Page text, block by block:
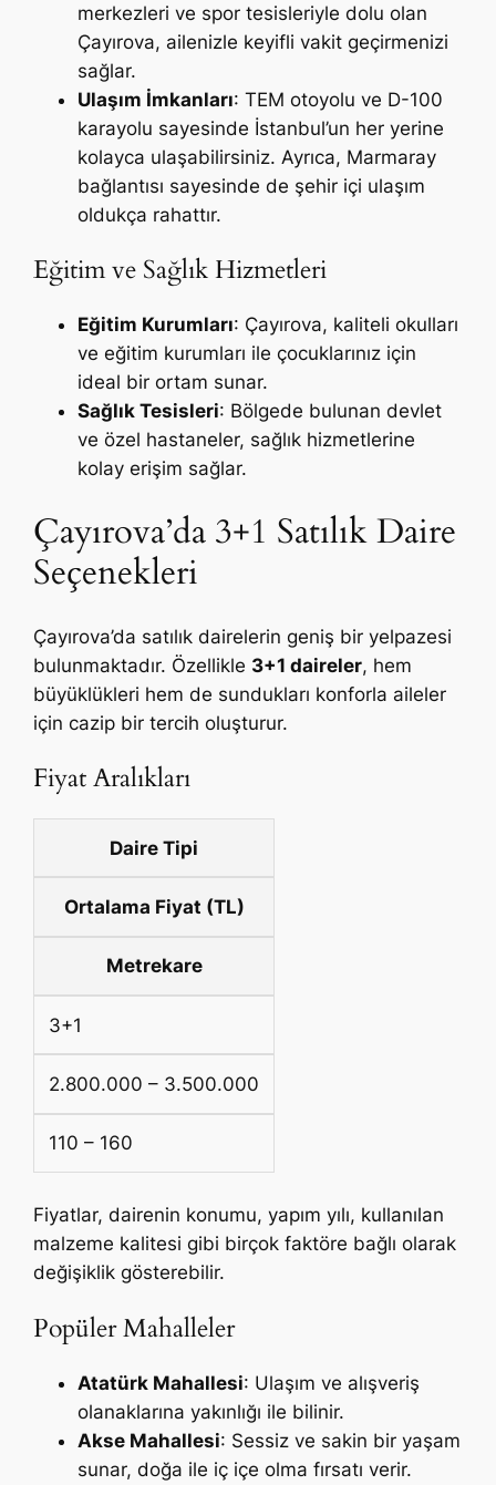
merkezleri ve spor tesisleriyle dolu olan
Çayırova, ailenizle keyifli vakit geçirmenizi
sağlar.
Ulaşım İmkanları: TEM otoyolu ve D-100
karayolu sayesinde İstanbul’un her yerine
kolayca ulaşabilirsiniz. Ayrıca, Marmaray
bağlantısı sayesinde de şehir içi ulaşım
oldukça rahattır.
Eğitim ve Sağlık Hizmetleri
Eğitim Kurumları: Çayırova, kaliteli okulları
ve eğitim kurumları ile çocuklarınız için
ideal bir ortam sunar.
Sağlık Tesisleri: Bölgede bulunan devlet
ve özel hastaneler, sağlık hizmetlerine
kolay erişim sağlar.
Çayırova’da 3+1 Satılık Daire
Seçenekleri
Çayırova’da satılık dairelerin geniş bir yelpazesi
bulunmaktadır. Özellikle 3+1 daireler, hem
büyüklükleri hem de sundukları konforla aileler
için cazip bir tercih oluşturur.
Fiyat Aralıkları
Daire Tipi
Ortalama Fiyat (TL)
Metrekare
3+1
2.800.000 – 3.500.000
110 – 160
Fiyatlar, dairenin konumu, yapım yılı, kullanılan
malzeme kalitesi gibi birçok faktöre bağlı olarak
değişiklik gösterebilir.
Popüler Mahalleler
Atatürk Mahallesi: Ulaşım ve alışveriş
olanaklarına yakınlığı ile bilinir.
Akse Mahallesi: Sessiz ve sakin bir yaşam
sunar, doğa ile iç içe olma fırsatı verir.